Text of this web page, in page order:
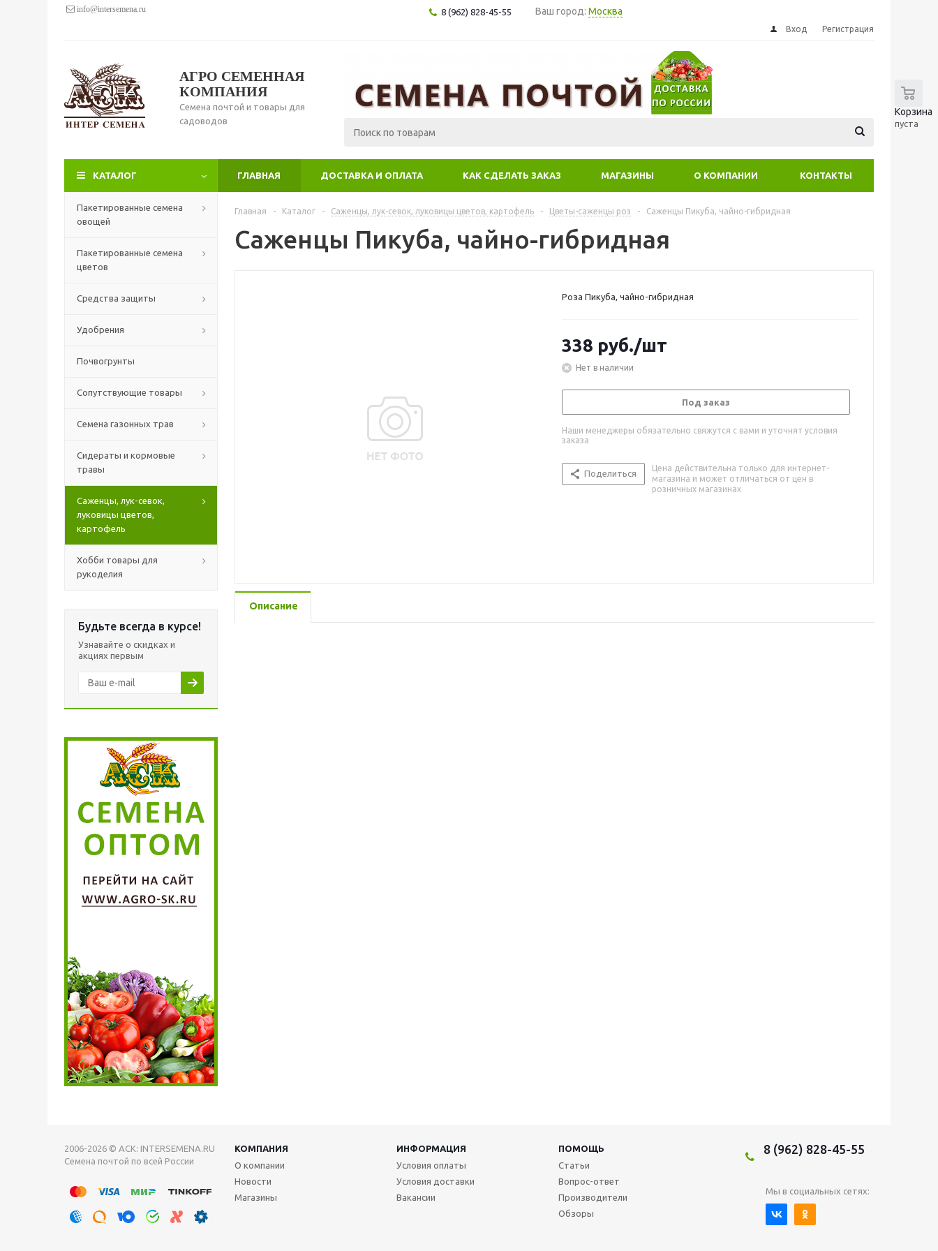
info@intersemena.ru 8 (962) 828-45-55 Ваш город: Москва
Вход Регистрация
АГРО СЕМЕННАЯ
КОМПАНИЯ
Семена почтой и товары для
садоводов
Корзина
пуста
КАТАЛОГ ГЛАВНАЯ ДОСТАВКА И ОПЛАТА КАК СДЕЛАТЬ ЗАКАЗ МАГАЗИНЫ О КОМПАНИИ КОНТАКТЫ
Пакетированные семена
овощей
Пакетированные семена
цветов
Средства защиты
Удобрения
Почвогрунты
Сопутствующие товары
Семена газонных трав
Сидераты и кормовые
травы
Саженцы, лук-севок,
луковицы цветов,
картофель
Хобби товары для
рукоделия
Будьте всегда в курсе!
Узнавайте о скидках и
акциях первым
Главная - Каталог - Саженцы, лук-севок, луковицы цветов, картофель - Цветы-саженцы роз - Саженцы Пикуба, чайно-гибридная
Саженцы Пикуба, чайно-гибридная
Роза Пикуба, чайно-гибридная
338 руб./шт
Нет в наличии
Под заказ
Наши менеджеры обязательно свяжутся с вами и уточнят условия
заказа
Поделиться
Цена действительна только для интернет-
магазина и может отличаться от цен в
розничных магазинах
Описание
2006-2026 © АСК: INTERSEMENA.RU
Семена почтой по всей России
КОМПАНИЯ ИНФОРМАЦИЯ
ПОМОЩЬ
О компании
Новости
Магазины
Условия оплаты
Условия доставки
Вакансии
Статьи
Вопрос-ответ
Производители
Обзоры
8 (962) 828-45-55
Мы в социальных сетях: